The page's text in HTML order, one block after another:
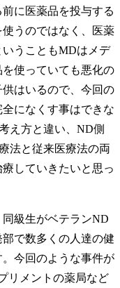
に医薬品を投与する
うのではなく、医薬
うこともMDはメデ
使っていても悪化の
はいるので、今回の
になくす事はできな
え方と違い、ND側
法と従来医療法の両
していきたいと思っ
級生がベテランND
で数多くの人達の健
今回のような事件が
リメントの薬局など